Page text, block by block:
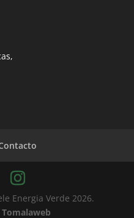
Energia Verde 2026.